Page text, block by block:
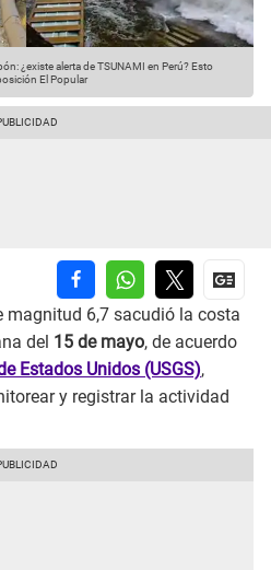
¿existe alerta de TSUNAMI en Perú? Esto
El Popular
magnitud 6,7 sacudió la costa
del 15 de mayo, de acuerdo
Estados Unidos (USGS),
y registrar la actividad